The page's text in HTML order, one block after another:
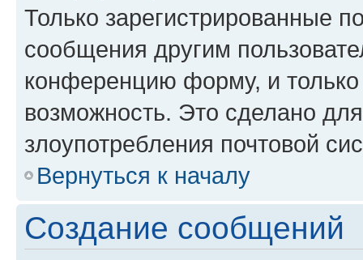
Только зарегистрированные
сообщения другим
конференцию форму, и
возможность. Это сделано
злоупотребления почтовой
Вернуться к началу
Создание сообщений